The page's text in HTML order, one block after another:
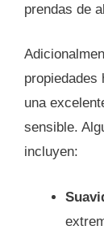
prendas de
propiedades
una
sensible.
incluyen: